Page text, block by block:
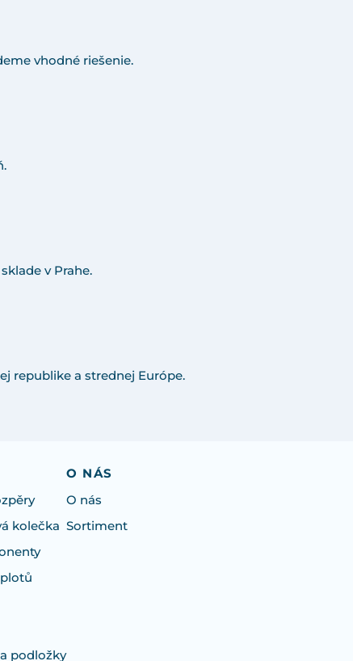
vhodné riešenie.
v Prahe.
republike a strednej Európe.
kolečka
podložky
O NÁS
O nás
Sortiment